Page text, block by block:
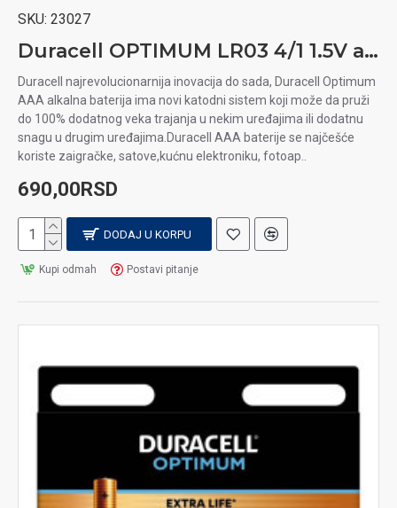
SKU: 23027
Duracell OPTIMUM LR03 4/1 1.5V alkalna baterija
Duracell najrevolucionarnija inovacija do sada, Duracell Optimum
AAA alkalna baterija ima novi katodni sistem koji može da pruži
do 100% dodatnog veka trajanja u nekim uređajima ili dodatnu
snagu u drugim uređajima.Duracell AAA baterije se najčešće
koriste zaigračke, satove,kućnu elektroniku, fotoap..
690,00RSD
DODAJ U KORPU
Kupi odmah Postavi pitanje